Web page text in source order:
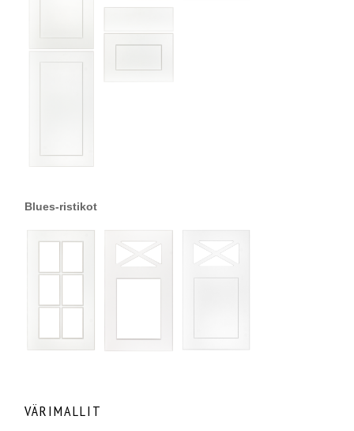
Blues-ristikot
VÄRIMALLIT